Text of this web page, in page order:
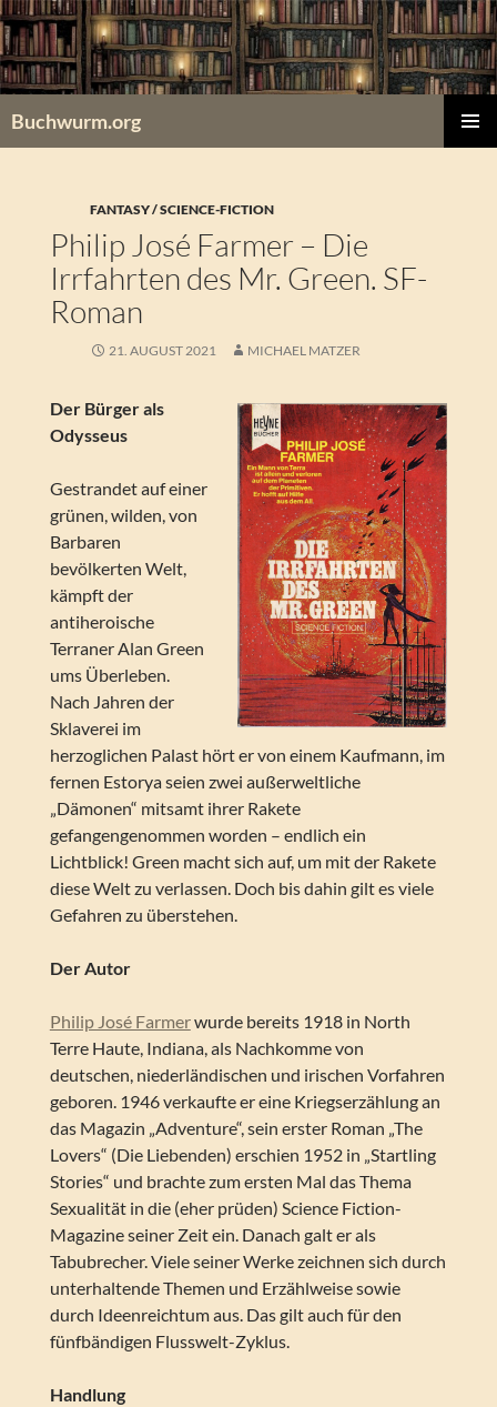
Zum
Inhalt
springen
Buchwurm.org
FANTASY / SCIENCE-FICTION
Philip José Farmer – Die
Irrfahrten des Mr. Green. SF-
Roman
21. AUGUST 2021 MICHAEL MATZER
Der Bürger als
Odysseus
Gestrandet auf einer
grünen, wilden, von
Barbaren
bevölkerten Welt,
kämpft der
antiheroische
Terraner Alan Green
ums Überleben.
Nach Jahren der
Sklaverei im
herzoglichen Palast hört er von einem Kaufmann, im
fernen Estorya seien zwei außerweltliche
„Dämonen“ mitsamt ihrer Rakete
gefangengenommen worden – endlich ein
Lichtblick! Green macht sich auf, um mit der Rakete
diese Welt zu verlassen. Doch bis dahin gilt es viele
Gefahren zu überstehen.
Der Autor
Philip José Farmerwurde bereits 1918 in North
Terre Haute, Indiana, als Nachkomme von
deutschen, niederländischen und irischen Vorfahren
geboren. 1946 verkaufte er eine Kriegserzählung an
das Magazin „Adventure“, sein erster Roman „The
Lovers“ (Die Liebenden) erschien 1952 in „Startling
Stories“ und brachte zum ersten Mal das Thema
Sexualität in die (eher prüden) Science Fiction-
Magazine seiner Zeit ein. Danach galt er als
Tabubrecher. Viele seiner Werke zeichnen sich durch
unterhaltende Themen und Erzählweise sowie
durch Ideenreichtum aus. Das gilt auch für den
fünfbändigen Flusswelt-Zyklus.
Handlung